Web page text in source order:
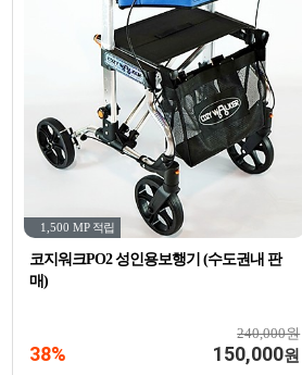
1,500 MP 적립
코지워크PO2 성인용보행기 (수도권내 판
매)
240,000원
38% 150,000원